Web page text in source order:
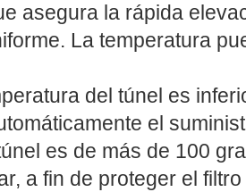
asegura la rápida
La temperatura
del túnel es
el
es de más de 100
a fin de proteger el